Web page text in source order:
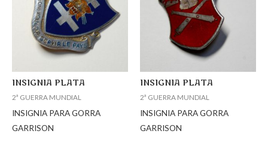
INSIGNIA PLATA
2ª GUERRA MUNDIAL
INSIGNIA PARA GORRA
GARRISON
INSIGNIA PLATA
2ª GUERRA MUNDIAL
INSIGNIA PARA GORRA
GARRISON